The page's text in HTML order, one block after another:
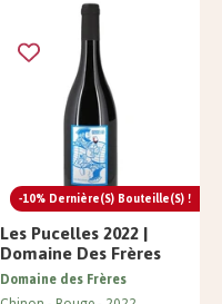
-10% Dernière(s) Bouteille(s) !
Les Pucelles 2022 |
Domaine Des Frères
Domaine des Frères